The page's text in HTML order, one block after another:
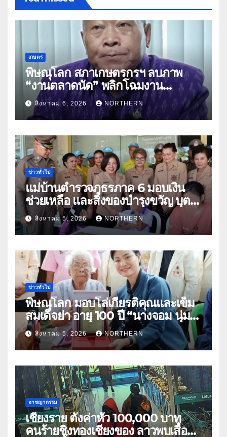
เกษตร
พิษณุโลก สภาเกษตรกรฯ ลบภาพ
“งานตลาดนัด” พลิกโฉมงาน
“เกษตรรุ่งเรืองเมืองสองแคว 69” มุ่ง
ประโยชน์เกษตรกร ดึงนวัตกรรม-จับ
คู่ธุรกิจดันสินค้าเกษตรสู่สากล (คลิป)
สิงหาคม 6, 2026 NORTHERN
ข่าวทั่วไป
แม่บ้านตำรวจภูธรภาค 6 มอบเงิน
ช่วยเหลือ และสิ่งของบำรุงขวัญ บุตร-
ธิดา ข้าราชการตำรวจจังหวัด
อุทัยธานี
สิงหาคม 5, 2026 NORTHERN
ข่าวทั่วไป
พิษณุโลก มอบโล่เกียรติคุณและเข็ม
สมเด็จย่า อายุ 100 ปี “นางจอม นุ่ม
เนตร” ตำบลบ้านกร่าง อำเภอเมือง
สิงหาคม 5, 2026 NORTHERN
อาชญากรรม
เชียงราย ตั้งค่าหัว 100,000 บาท
คนร้ายชิงทองเชียงของ ลาวพบเสื้อผ้า